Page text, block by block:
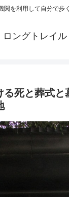
関を利用して自分で歩
ングトレイル
る死と葬式